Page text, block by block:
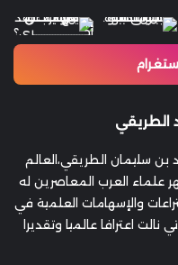
الطريقي
سليمان الطريقي،العالم
علماء العرب المعاصرين له
والإسهامات العلمية في
نالت اعترافا عالميا وتقديرا